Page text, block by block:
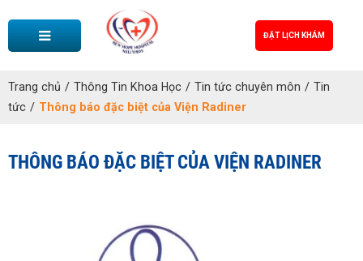
ĐẶT LỊCH KHÁM
Trang chủ / Thông Tin Khoa Học / Tin tức chuyên môn / Tin
tức / Thông báo đặc biệt của Viện Radiner
THÔNG BÁO ĐẶC BIỆT CỦA VIỆN RADINER